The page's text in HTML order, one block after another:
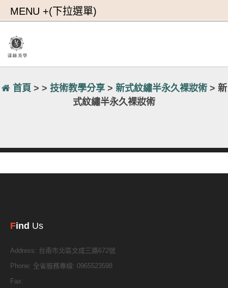
首頁 > > 技術教學分享> 新式紋繡半永久裸妝術> 新
式紋繡半永久裸妝術
Find Us
Address: 台南市北區文成三路672號
Phone: 全省服務專線: 0965523598
Fax: